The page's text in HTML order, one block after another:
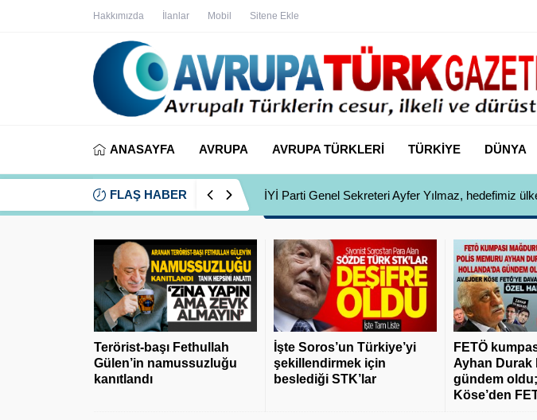
Hakkımızda İlanlar Mobil Sitene Ekle
ANASAYFA AVRUPA AVRUPA TÜRKLERİ TÜRKİYE DÜNYA
FLAŞ HABER İYİ Parti Genel Sekreteri Ayfer Yılmaz, hedefimiz
Terörist-başı Fethullah
Gülen’in namussuzluğu
kanıtlandı
İşte Soros’un Türkiye’yi
şekillendirmek için
beslediği STK’lar
FETÖ
Ayhan Durak
gündem
Köse’den